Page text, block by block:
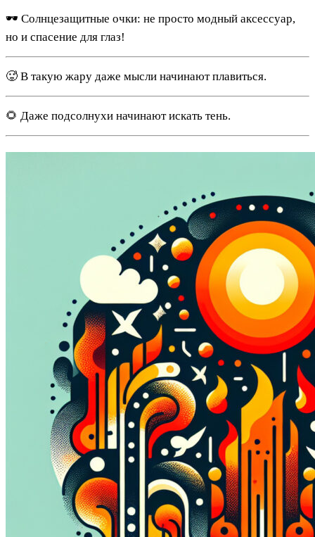
🕶️ Солнцезащитные очки: не просто модный аксессуар,
но и спасение для глаз!
🥵 В такую жару даже мысли начинают плавиться.
🌻 Даже подсолнухи начинают искать тень.